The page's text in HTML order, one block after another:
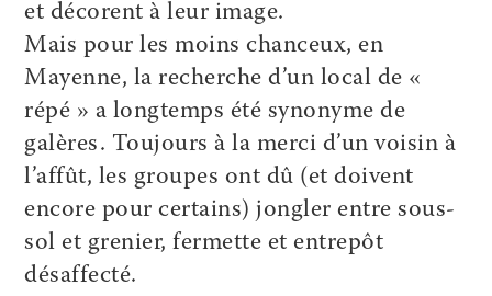
et décorent à leur image.
Mais pour les moins chanceux, en
Mayenne, la recherche d’un local de «
répé » a longtemps été synonyme de
galères. Toujours à la merci d’un voisin à
l’affût, les groupes ont dû (et doivent
encore pour certains) jongler entre sous-
sol et grenier, fermette et entrepôt
désaffecté.